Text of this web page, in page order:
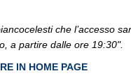
che l’accesso
a partire dalle ore 19:30".
IN HOME PAGE